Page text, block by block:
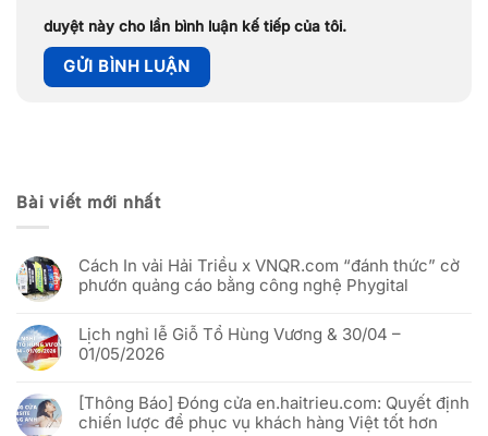
duyệt này cho lần bình luận kế tiếp của tôi.
Bài viết mới nhất
Cách In vải Hải Triều x VNQR.com “đánh thức” cờ
phướn quảng cáo bằng công nghệ Phygital
bình
luận
ở
vải
Hải
Triều
Lịch nghỉ lễ Giỗ Tổ Hùng Vương & 30/04 –
01/05/2026
bình
luận
ở
[Thông Báo] Đóng cửa en.haitrieu.com: Quyết định
chiến lược để phục vụ khách hàng Việt tốt hơn